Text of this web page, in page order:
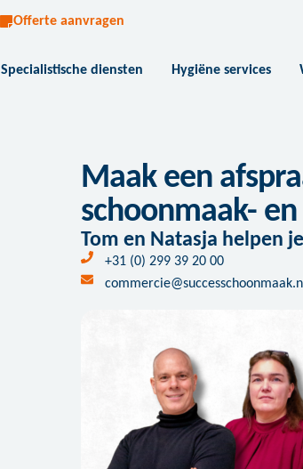
Offerte aanvragen
Specialistische diensten Hygiëne services
Maak een
schoonmaak-
Tom en Natasja helpen
+31 (0) 299 39 20 00
commercie@successchoonmaak.nl